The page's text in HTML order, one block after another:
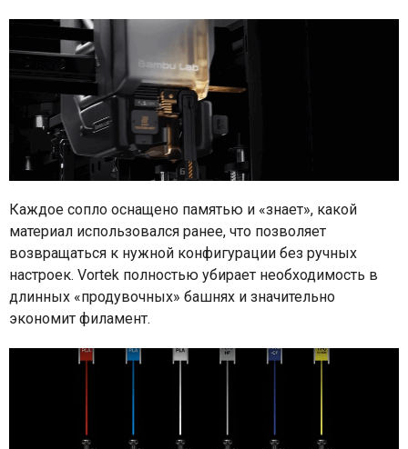
Каждое сопло оснащено памятью и «знает», какой
материал использовался ранее, что позволяет
возвращаться к нужной конфигурации без ручных
настроек. Vortek полностью убирает необходимость в
длинных «продувочных» башнях и значительно
экономит филамент.